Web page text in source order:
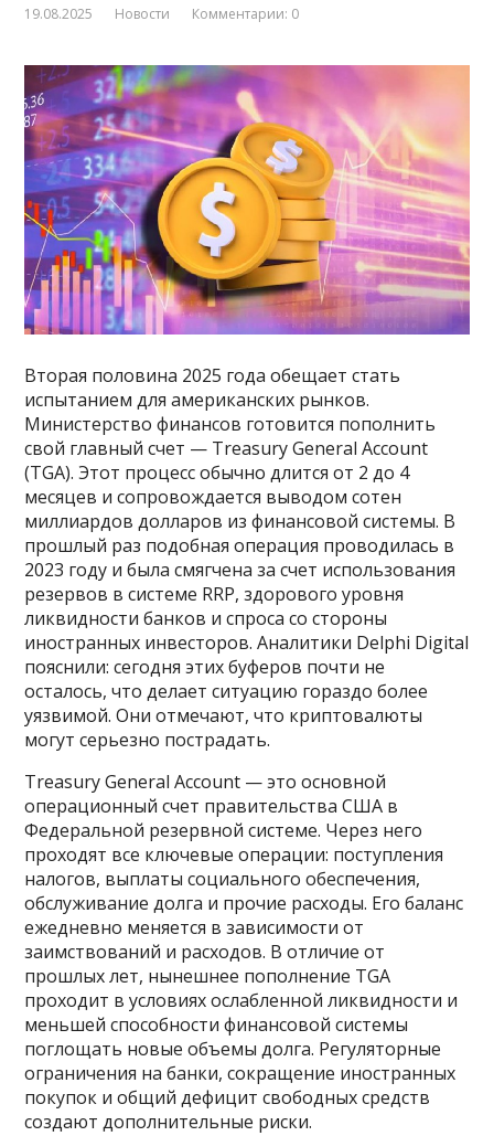
19.08.2025 Новости Комментарии: 0
Вторая половина 2025 года обещает стать
испытанием для американских рынков.
Министерство финансов готовится пополнить
свой главный счет — Treasury General Account
(TGA). Этот процесс обычно длится от 2 до 4
месяцев и сопровождается выводом сотен
миллиардов долларов из финансовой системы. В
прошлый раз подобная операция проводилась в
2023 году и была смягчена за счет использования
резервов в системе RRP, здорового уровня
ликвидности банков и спроса со стороны
иностранных инвесторов. Аналитики Delphi Digital
пояснили: сегодня этих буферов почти не
осталось, что делает ситуацию гораздо более
уязвимой. Они отмечают, что криптовалюты
могут серьезно пострадать.
Treasury General Account — это основной
операционный счет правительства США в
Федеральной резервной системе. Через него
проходят все ключевые операции: поступления
налогов, выплаты социального обеспечения,
обслуживание долга и прочие расходы. Его баланс
ежедневно меняется в зависимости от
заимствований и расходов. В отличие от
прошлых лет, нынешнее пополнение TGA
проходит в условиях ослабленной ликвидности и
меньшей способности финансовой системы
поглощать новые объемы долга. Регуляторные
ограничения на банки, сокращение иностранных
покупок и общий дефицит свободных средств
создают дополнительные риски.